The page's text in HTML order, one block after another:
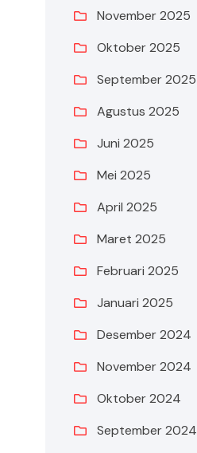
November 2025
Oktober 2025
September 2025
Agustus 2025
Juni 2025
Mei 2025
April 2025
Maret 2025
Februari 2025
Januari 2025
Desember 2024
November 2024
Oktober 2024
September 2024